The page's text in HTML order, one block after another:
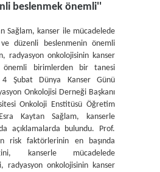
beslenmek önemli''
Sağlam, kanser ile mücadelede
düzenli beslenmenin önemli
radyasyon onkolojisinin kanser
önemli birimlerden bir tanesi
4 Şubat Dünya Kanser Günü
Onkolojisi Derneği Başkanı
Onkoloji Enstitüsü Öğretim
Kaytan Sağlam, kanserle
açıklamalarda bulundu. Prof.
risk faktörlerinin en başında
kanserle mücadelede
radyasyon onkolojisinin kanser